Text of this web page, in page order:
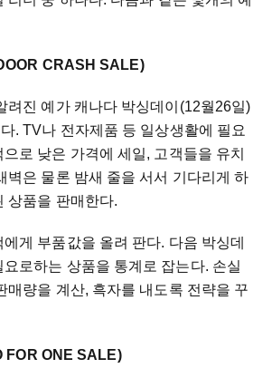
CRASH SALE)
려진 예가 캐나다 박싱데이(12월26일)
. TV나 전자제품 등 일상생활에 필요
로 낮은 가격에 세일, 고객들을 유치
벽은 물론 밤새 줄을 서서 기다리게 하
상품을 판매한다.
게 부품값을 올려 판다. 다음 박싱데
로하는 상품을 통계로 잡는다. 손실
매량을 계산, 흑자를 내도록 전략을 꾸
FOR ONE SALE)